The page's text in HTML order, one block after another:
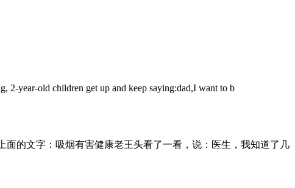
old children get up and keep saying:dad,I want to b
的文字：吸烟有害健康老王头看了一看，说：医生，我知道了几